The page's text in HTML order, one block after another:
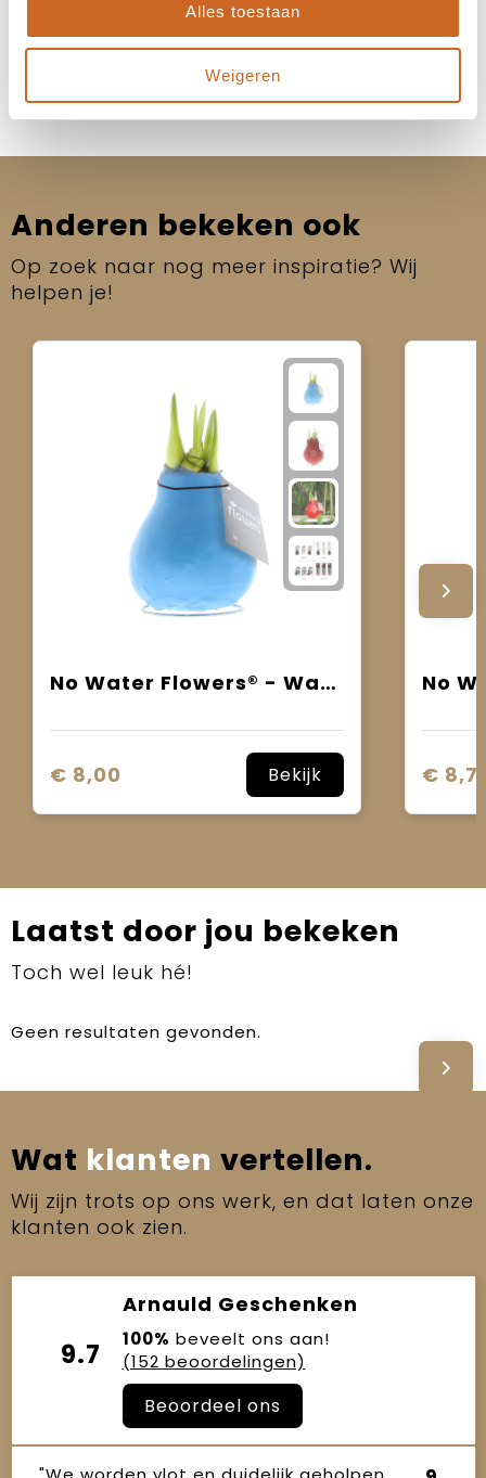
Alles toestaan
Weigeren
Neem contact op
Anderen bekeken ook
Op zoek naar nog meer inspiratie? Wij
helpen je!
No Water Flowers® - Waxz® Colours
€ 8,00 Bekijk €
Laatst door jou bekeken
Toch wel leuk hé!
Geen resultaten gevonden.
Wat klanten vertellen.
Wij zijn trots op ons werk, en dat laten onze
klanten ook zien.
9.7
Arnauld Geschenken
100% beveelt ons aan!
(152 beoordelingen)
Beoordeel ons